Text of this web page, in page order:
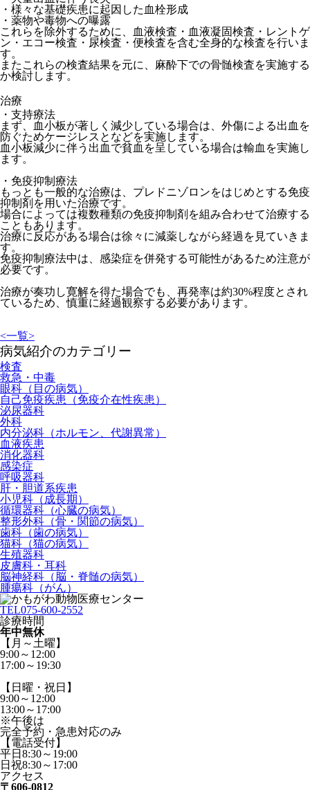
・様々な基礎疾患に起因した血栓形成
・薬物や毒物への曝露
これらを除外するために、血液検査・血液凝固検査・レントゲ
ン・エコー検査・尿検査・便検査を含む全身的な検査を行いま
す。
またこれらの検査結果を元に、麻酔下での骨髄検査を実施する
か検討します。
治療
・支持療法
まず、血小板が著しく減少している場合は、外傷による出血を
防ぐためケージレスとなどを実施します。
血小板減少に伴う出血で貧血を呈している場合は輸血を実施し
ます。
・免疫抑制療法
もっとも一般的な治療は、プレドニゾロンをはじめとする免疫
抑制剤を用いた治療です。
場合によっては複数種類の免疫抑制剤を組み合わせて治療する
こともあります。
治療に反応がある場合は徐々に減薬しながら経過を見ていきま
す。
免疫抑制療法中は、感染症を併発する可能性があるため注意が
必要です。
治療が奏功し寛解を得た場合でも、再発率は約30%程度とされ
ているため、慎重に経過観察する必要があります。
<一覧>
病気紹介のカテゴリー
検査
救急・中毒
眼科（目の病気）
自己免疫疾患（免疫介在性疾患）
泌尿器科
外科
内分泌科（ホルモン、代謝異常）
血液疾患
消化器科
感染症
呼吸器科
肝・胆道系疾患
小児科（成長期）
循環器科（心臓の病気）
整形外科（骨・関節の病気）
歯科（歯の病気）
猫科（猫の病気）
生殖器科
皮膚科・耳科
脳神経科（脳・脊髄の病気）
腫瘍科（がん）
TEL075-600-2552
診療時間
年中無休
【月～土曜】
9:00～12:00
17:00～19:30
【日曜・祝日】
9:00～12:00
13:00～17:00
※午後は
完全予約・急患対応のみ
【電話受付】
平日8:30～19:00
日祝8:30～17:00
アクセス
〒606-0812